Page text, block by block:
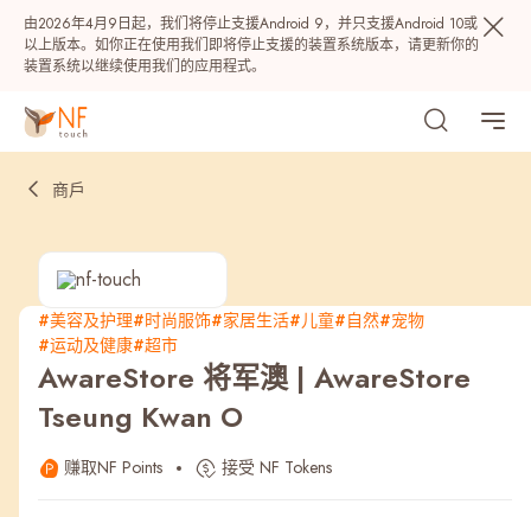
由2026年4月9日起，我们将停止支援Android 9，并只支援Android 10或
以上版本。如你正在使用我们即将停止支援的装置系统版本，请更新你的
装置系统以继续使用我们的应用程式。
热门
NF 种籽 NF Points
商戶
#美容及护理#时尚服饰#家居生活#儿童#自然#宠物
#运动及健康#超市
AwareStore 将军澳 | AwareStore
Tseung Kwan O
赚取NF Points 接受 NF Tokens